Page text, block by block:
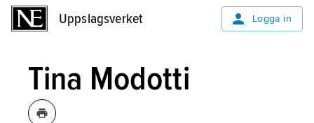
Uppslagsverket Logga in
Tina Modotti